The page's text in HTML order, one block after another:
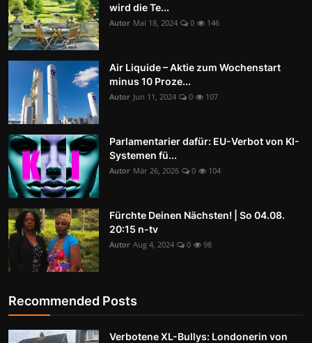
wird die Te...
Autor Mai 18, 2024 0 146
Air Liquide – Aktie zum Wochenstart
minus 10 Proze...
Autor Jun 11, 2024 0 107
Parlamentarier dafür: EU-Verbot von KI-
Systemen fü...
Autor Mär 26, 2026 0 104
Fürchte Deinen Nächsten! | So 04.08.
20:15 n-tv
Autor Aug 4, 2024 0 98
Recommended Posts
Verbotene XL-Bullys: Londonerin von